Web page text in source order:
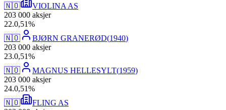
🇳🇴
VIOLINA AS
203 000 aksjer
22.0,51%
🇳🇴
BJØRN GRANERØD(1940)
203 000 aksjer
23.0,51%
🇳🇴
MAGNUS HELLESYLT(1959)
203 000 aksjer
24.0,51%
🇳🇴
FLING AS